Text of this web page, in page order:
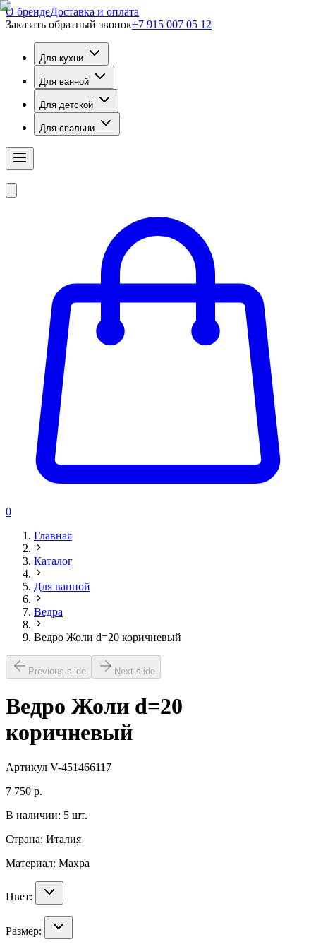
О брендеДоставка и оплата
Заказать обратный звонок+7 915 007 05 12
Для кухни
Для ванной
Для детской
Для спальни
0
Главная
Каталог
Для ванной
Ведра
Ведро Жоли d=20 коричневый
Previous slide Next slide
Ведро Жоли d=20
коричневый
Артикул V-451466117
7 750 р.
В наличии: 5 шт.
Страна: Италия
Материал: Махра
Цвет:
Размер: